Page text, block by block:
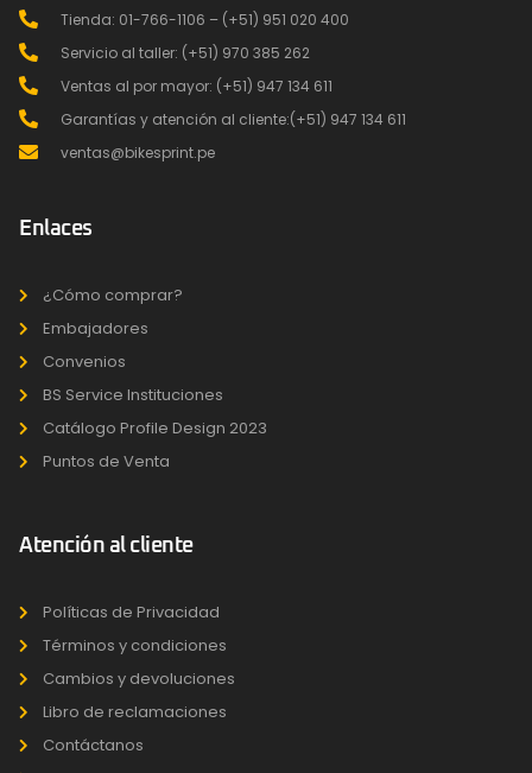
Tienda: 01-766-1106 – (+51) 951 020 400
Servicio al taller: (+51) 970 385 262
Ventas al por mayor: (+51) 947 134 611
Garantías y atención al cliente:(+51) 947 134 611
ventas@bikesprint.pe
Enlaces
¿Cómo comprar?
Embajadores
Convenios
BS Service Instituciones
Catálogo Profile Design 2023
Puntos de Venta
Atención al cliente
Políticas de Privacidad
Términos y condiciones
Cambios y devoluciones
Libro de reclamaciones
Contáctanos